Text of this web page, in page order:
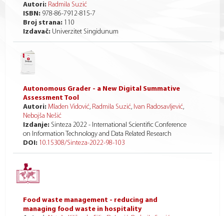
Autori: Radmila Suzić
ISBN: 978-86-7912-815-7
Broj strana: 110
Izdavač: Univerzitet Singidunum
Autonomous Grader - a New Digital Summative
Assessment Tool
Autori: Mladen Vidović, Radmila Suzić, Ivan Radosavljević,
Nebojša Nešić
Izdanje: Sinteza 2022 - International Scientific Conference
on Information Technology and Data Related Research
DOI: 10.15308/Sinteza-2022-98-103
Food waste management - reducing and
managing food waste in hospitality